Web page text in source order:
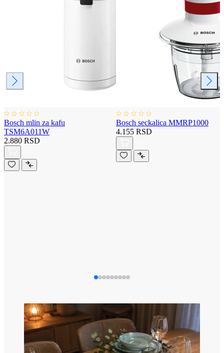
Bosch mlin za kafu
TSM6A011W
2.880 RSD
Bosch seckalica MMRP1000
4.155 RSD